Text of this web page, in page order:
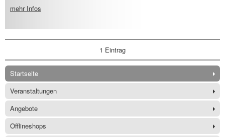
mehr Infos
1 Eintrag
Startseite
Veranstaltungen
Angebote
Offlineshops